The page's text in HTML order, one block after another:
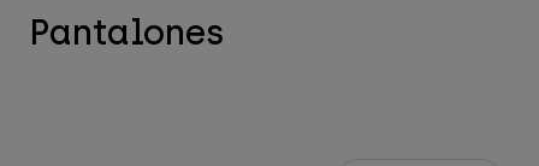
Protecciones
Gafas de protección
Sudaderas
Pantalones